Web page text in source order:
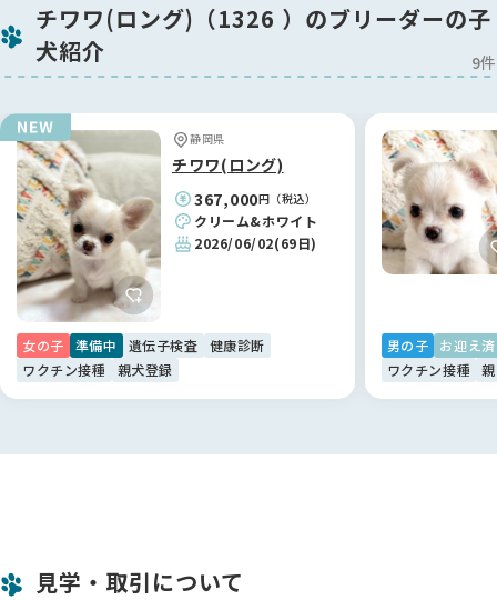
チワワ(ロング)（1326 ）のブリーダーの子
犬紹介
9件
静岡県
チワワ(ロング)
367,000円（税込）
クリーム&ホワイト
2026/06/02(69日)
女の子 準備中 遺伝子検査
健康診断
ワクチン接種
親犬登録
男の子
お迎え済
ワクチン接種
見学・取引について